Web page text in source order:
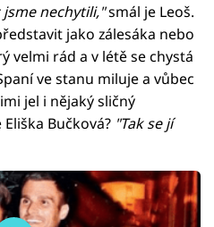
nechytili,"smál je Leoš.
jako zálesáka nebo
velmi rád a v létě se chystá
ve stanu miluje a vůbec
jel i nějaký sličný
Bučková? "Tak se jí